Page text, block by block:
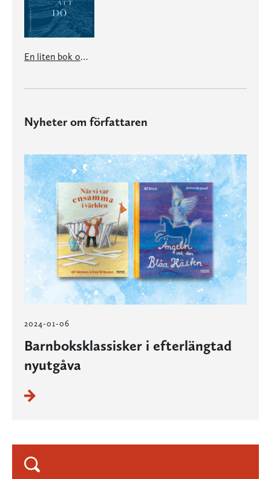
En liten bok om konsten att dö
Nyheter om författaren
2024-01-06
Barnboksklassisker i efterlängtad
nyutgåva